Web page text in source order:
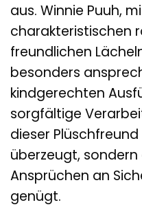
aus. Winnie Puuh,
charakteristischen
freundlichen
besonders
kindgerechten
sorgfältige
dieser
überzeugt,
Ansprüchen an
genügt.